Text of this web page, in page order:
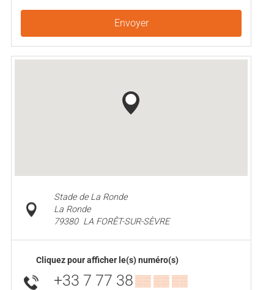
Envoyer
Stade de La Ronde
La Ronde
79380 LA FORÊT-SUR-SÈVRE
Cliquez pour afficher le(s) numéro(s)
+33 7 77 38▒▒ ▒▒ ▒▒